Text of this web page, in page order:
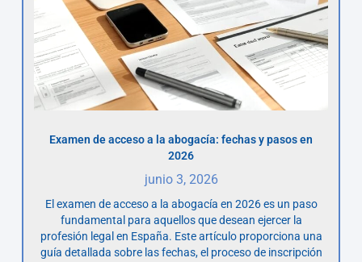
Examen de acceso a la abogacía: fechas y pasos en
2026
junio 3, 2026
El examen de acceso a la abogacía en 2026 es un paso
fundamental para aquellos que desean ejercer la
profesión legal en España. Este artículo proporciona una
guía detallada sobre las fechas, el proceso de inscripción